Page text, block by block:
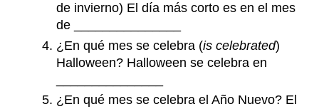
de invierno) El día más corto es en el mes
de _______________
¿En qué mes se celebra (is celebrated)
Halloween? Halloween se celebra en
¿En qué mes se celebra el Año Nuevo? El